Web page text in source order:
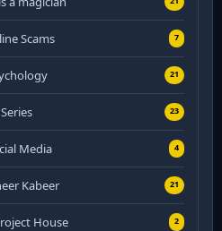
Scams 7
21
Series 23
Media 4
Kabeer 21
House 2